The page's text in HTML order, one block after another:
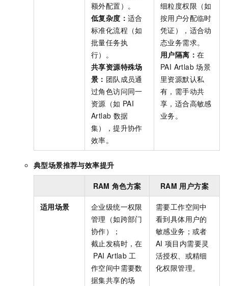
额外配置）。
低复杂度： 适合
标准化流程（如
批量任务执
行）。
共享资源特殊场
景： 团队成员通
过角色访问同一
资源（如 PAI
Artlab 数据
集），提升协作
效率。
细粒度权限（如
按用户分配临时
凭证），适合动
态业务需求。
用户隔离： 在
PAI Artlab 场景
里资源默认私
有，需手动共
享，适合高敏感
业务。
典型场景推荐与效率提升
RAM 角色方案 RAM 用户方案
适用场景
企业级统一权限
管理（如跨部门
协作）；
截止发稿时，在
PAI Artlab 工
作空间中需要数
据集共享的场
需要工作空间中
看到具体用户的
敏感业务；或者
AI 项目内需要灵
活授权、或精细
化权限管理。